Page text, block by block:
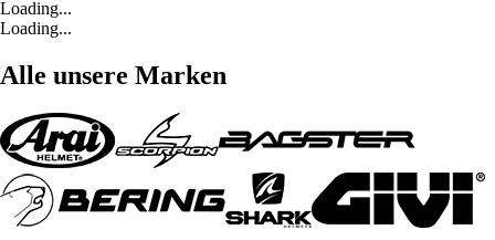
Loading...
Loading...
Alle unsere Marken